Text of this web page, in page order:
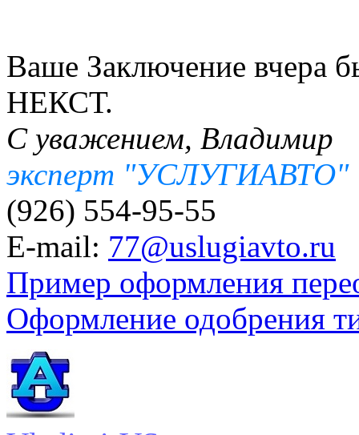
Ваше Заключение вчера
НЕКСТ.
С уважением, Владимир
эксперт "УСЛУГИАВТО"
(926) 554-95-55
E-mail: 77@uslugiavto.ru
Пример оформления
Оформление одобрения